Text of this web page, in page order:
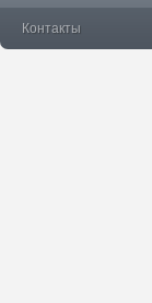
Контакты